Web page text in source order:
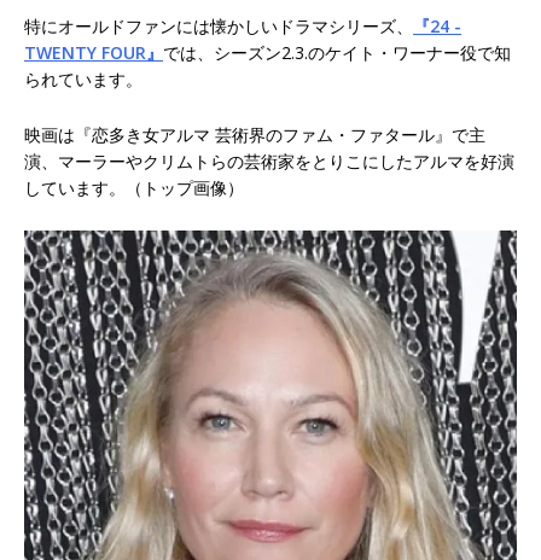
特にオールドファンには懐かしいドラマシリーズ、
『24 -
TWENTY FOUR』 では、シーズン2.3.のケイト・ワーナー役で知
られています。
映画は『恋多き女アルマ 芸術界のファム・ファタール』で主
演、マーラーやクリムトらの芸術家をとりこにしたアルマを好演
しています。（トップ画像）